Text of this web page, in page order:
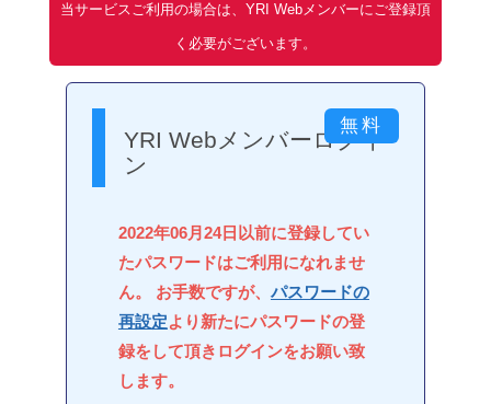
当サービスご利用の場合は、YRI Webメンバーにご登録頂
く必要がございます。
YRI Webメンバーログイ
ン
2022年06月24日以前に登録してい
たパスワードはご利用になれませ
ん。 お手数ですが、 パスワードの
再設定より新たにパスワードの登
録をして頂きログインをお願い致
します。